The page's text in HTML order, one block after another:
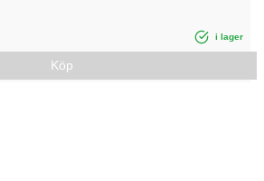
i lager
Köp